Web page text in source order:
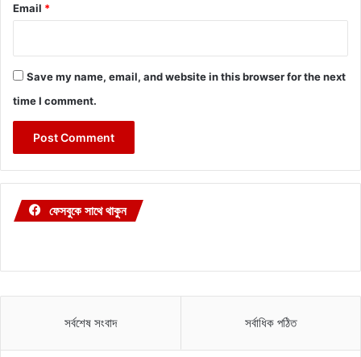
Email *
Save my name, email, and website in this browser for the next
time I comment.
ফেসবুকে সাথে থাকুন
সর্বশেষ সংবাদ সর্বাধিক পঠিত